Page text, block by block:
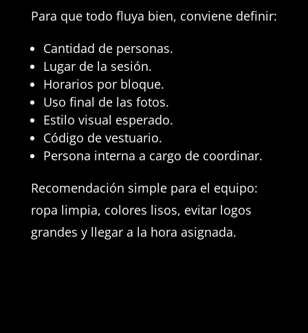
Para que todo fluya bien, conviene definir:
Cantidad de personas.
Lugar de la sesión.
Horarios por bloque.
Uso final de las fotos.
Estilo visual esperado.
Código de vestuario.
Persona interna a cargo de coordinar.
Recomendación simple para el equipo:
ropa limpia, colores lisos, evitar logos
grandes y llegar a la hora asignada.